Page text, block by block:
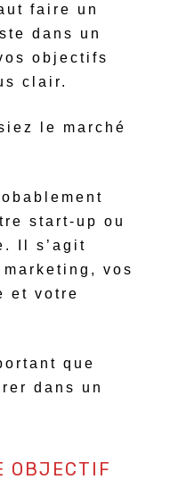
faire un
dans un
objectifs
clair.
le marché
start-up ou
Il s’agit
vos
et votre
que
dans un
OBJECTIF